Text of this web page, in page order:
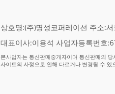
상호명:(주)명성코퍼레이션 주소:
대표이사:이용석 사업자등록번호
본사업자는 통신판매중개자이며 통신판매의
사이트의 사정으로 인해 다르거나 변경될 수